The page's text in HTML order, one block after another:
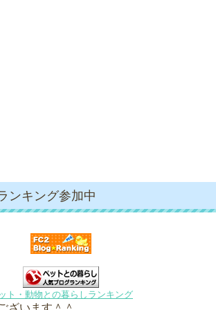
ンキング参加中
ト・動物との暮らしランキング
ざいます＾＾